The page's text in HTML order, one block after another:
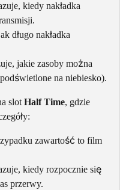
kiedy nakładka
długo nakładka
jakie zasoby można
na niebiesko).
slot Half Time, gdzie
zawartość to film
kiedy rozpocznie się
przerwy.